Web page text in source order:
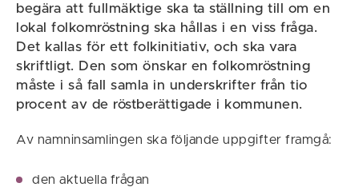
begära att fullmäktige ska ta ställning till om en
lokal folkomröstning ska hållas i en viss fråga.
Det kallas för ett folkinitiativ, och ska vara
skriftligt. Den som önskar en folkomröstning
måste i så fall samla in underskrifter från tio
procent av de röstberättigade i kommunen.
Av namninsamlingen ska följande uppgifter framgå:
den aktuella frågan